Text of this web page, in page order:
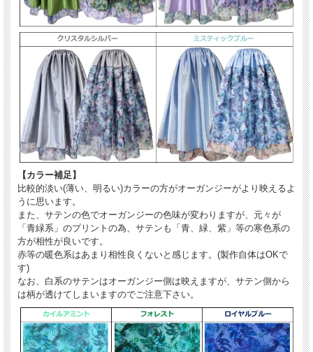
【カラー補足】
比較的淡い(薄い、明るい)カラーの方がオーガンジーがより映えるよ
うに思います。
また、サテンの色でオーガンジーの色味が変わりますが、元々が
「青緑系」のプリントの為、サテンも「青、緑、紫」等の寒色系の
方が相性が良いです。
赤等の暖色系はあまり相性良くないと感じます。(製作自体はOKで
す)
なお、白系のサテンはオーガンジー側は映えますが、サテン側から
は柄が透けてしまいますのでご注意下さい。